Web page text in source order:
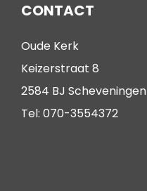
CONTACT
Oude Kerk
Keizerstraat 8
2584 BJ Scheveningen
Tel: 070-3554372